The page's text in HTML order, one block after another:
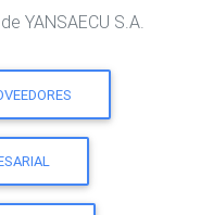
YANSAECU S.A.